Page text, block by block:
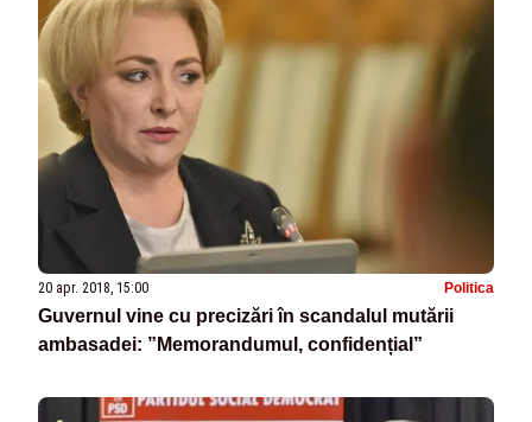
20 apr. 2018, 15:00 Politica
Guvernul vine cu precizări în scandalul mutării
ambasadei: ”Memorandumul, confidențial”